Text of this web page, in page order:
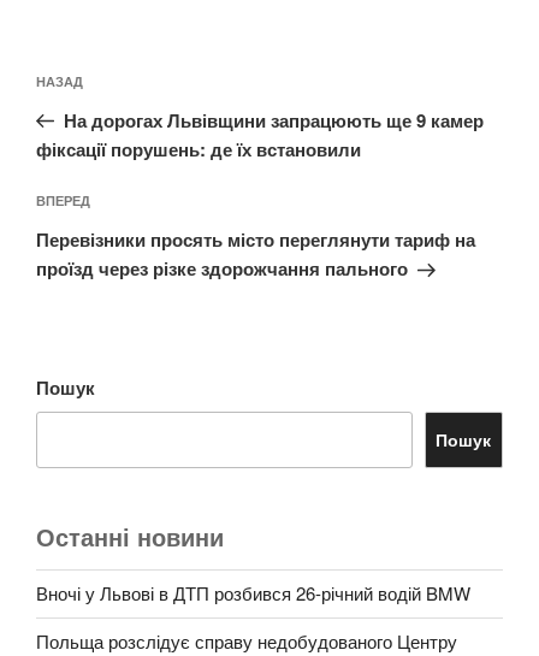
записів
Попередній
запис:
НАЗАД
На дорогах Львівщини запрацюють ще 9 камер
фіксації порушень: де їх встановили
Наступний
запис
ВПЕРЕД
Перевізники просять місто переглянути тариф на
проїзд через різке здорожчання пального
Пошук
Пошук
Останні новини
Вночі у Львові в ДТП розбився 26-річний водій BMW
Польща розслідує справу недобудованого Центру